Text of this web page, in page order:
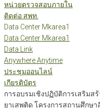
หน่วยตรวจสอบภายใน
ติดต่อ สพท.
Data Center Mkarea1
Data Center Mkarea1
Data Link
Anywhere Anytime
ประชุมออนไลน์
เกียรติบัตร
การอบรมเชิงปฏิบัติการเสริม
ยาเสพติด โครงการสถานศึกษ